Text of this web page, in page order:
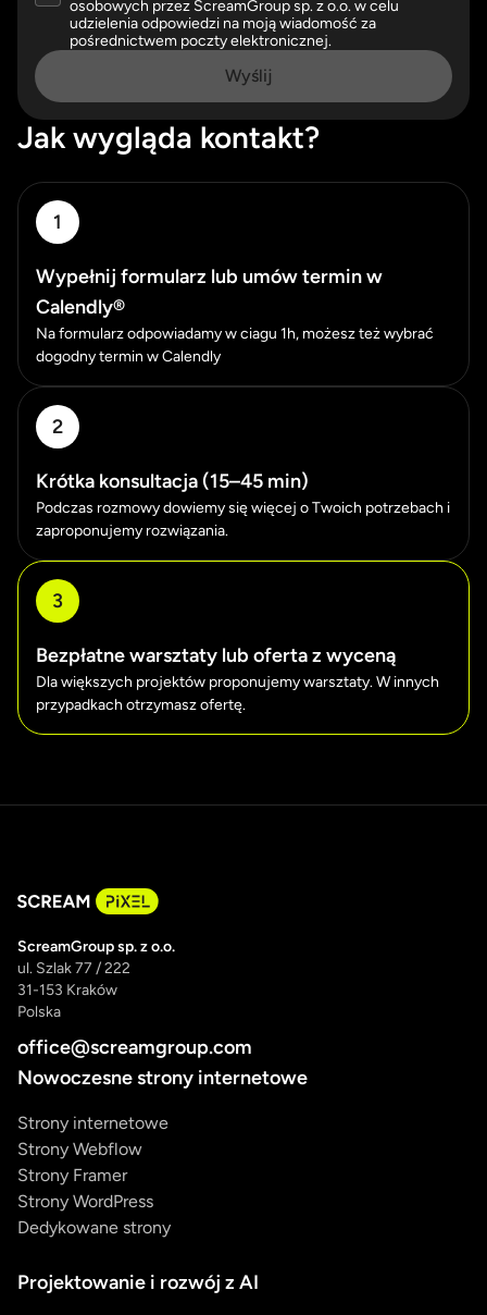
osobowych przez ScreamGroup sp. z o.o. w celu
udzielenia odpowiedzi na moją wiadomość za
pośrednictwem poczty elektronicznej.
Wyślij
Jak wygląda kontakt?
1
Wypełnij formularz lub umów termin w
Calendly®
Na formularz odpowiadamy w ciagu 1h, możesz też wybrać
dogodny termin w Calendly
2
Krótka konsultacja (15–45 min)
Podczas rozmowy dowiemy się więcej o Twoich potrzebach i
zaproponujemy rozwiązania.
3
Bezpłatne warsztaty lub oferta z wyceną
Dla większych projektów proponujemy warsztaty. W innych
przypadkach otrzymasz ofertę.
ScreamGroup sp. z o.o.
ul. Szlak 77 / 222
31-153 Kraków
Polska
office@screamgroup.com
Nowoczesne strony internetowe
Strony internetowe
Strony Webflow
Strony Framer
Strony WordPress
Dedykowane strony
Projektowanie i rozwój z AI